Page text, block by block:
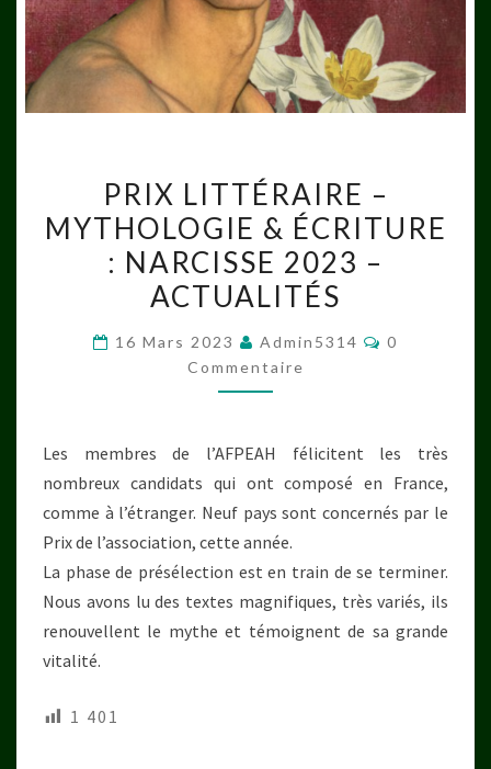
LITTÉRAIRE
–
MYTHOLOGIE
&
:
NARCISSE
ACTUALITÉS
PRIX LITTÉRAIRE –
MYTHOLOGIE & ÉCRITURE
: NARCISSE 2023 –
ACTUALITÉS
16 Mars 2023 Admin5314
0
Commentaire
Les membres de l’AFPEAH félicitent les très
nombreux candidats qui ont composé en France,
comme à l’étranger. Neuf pays sont concernés par le
Prix de l’association, cette année.
La phase de présélection est en train de se terminer.
Nous avons lu des textes magnifiques, très variés, ils
renouvellent le mythe et témoignent de sa grande
vitalité.
1 401